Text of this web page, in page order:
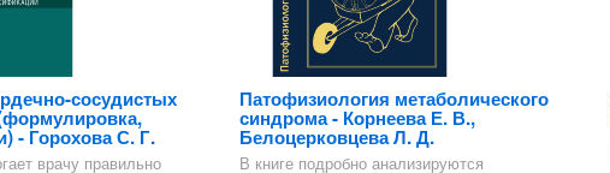
сосудистых
- Горохова С. Г.
врачу правильно
Патофизиология метаболического
синдрома - Корнеева Е. В.,
Белоцерковцева Л. Д.
В книге подробно анализируются